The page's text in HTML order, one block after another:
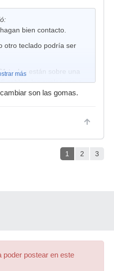
bien contacto.
otro teclado podría ser
teclas están sobre una
cables, los cuales van a
del sinte.
teclas en su lugar?
más
son las gomas.
1 2 3
poder postear en este